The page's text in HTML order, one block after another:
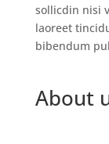
sollicdin nisi
laoreet
bibendum
About